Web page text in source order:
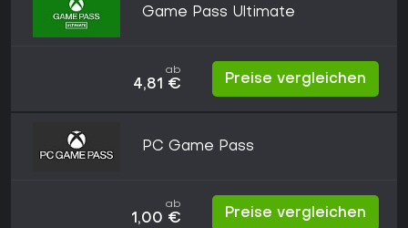
Game Pass Ultimate
ab
4,81 € Preise vergleichen
PC Game Pass
ab
1,00 € Preise vergleichen